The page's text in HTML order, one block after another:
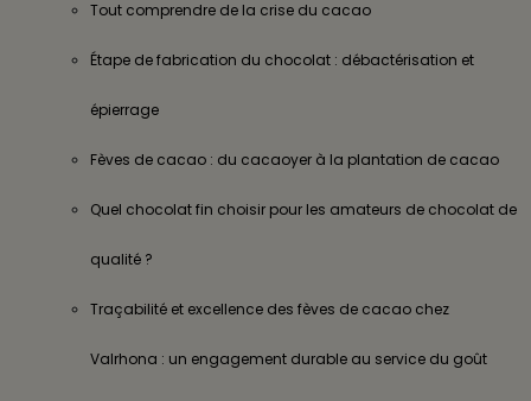
Tout comprendre de la crise du cacao
Étape de fabrication du chocolat : débactérisation et
épierrage
Fèves de cacao : du cacaoyer à la plantation de cacao
Quel chocolat fin choisir pour les amateurs de chocolat de
qualité ?
Traçabilité et excellence des fèves de cacao chez
Valrhona : un engagement durable au service du goût